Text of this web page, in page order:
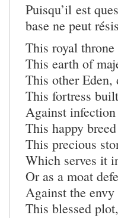
Puisqu’il est
base ne peut
This royal
This earth of
This other Eden,
This fortress
Against
This happy
This precious
Which serves it
Or as a moat
Against the
This blessed